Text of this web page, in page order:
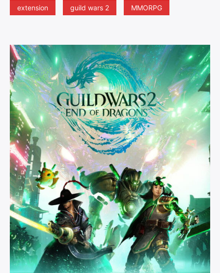
extension guild wars 2 MMORPG